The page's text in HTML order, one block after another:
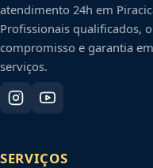
atendimento 24h em
Profissionais qualificados,
compromisso e garantia
serviços.
SERVIÇOS